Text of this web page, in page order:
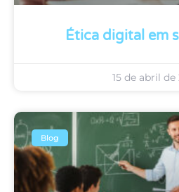
Ética digital em
15 de abril de
Blog